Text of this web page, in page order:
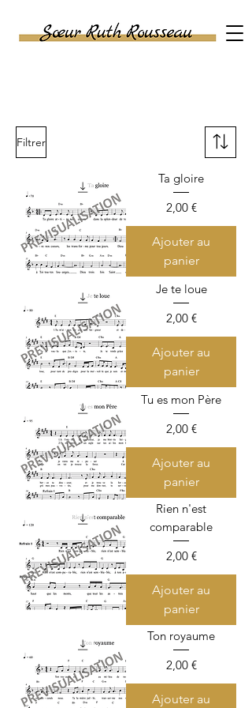
SASU SŒUR RUTH
ROUSSEAU
Filtrer
Ta gloire
Prix
2,00 €
Ajouter au
panier
Je te loue
Prix
2,00 €
Ajouter au
panier
Tu es mon Père
Prix
2,00 €
Ajouter au
panier
Rien n'est
comparable
Prix
2,00 €
Ajouter au
panier
Ton royaume
Prix
2,00 €
Ajouter au